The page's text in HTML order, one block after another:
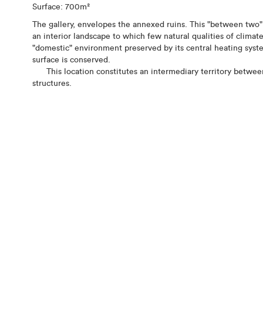
Surface: 700m²
The gallery, envelopes the annexed ruins. This "between
an interior landscape to which few natural qualities of
"domestic" environment preserved by its central heating
surface is conserved.
This location constitutes an intermediary territory
structures.